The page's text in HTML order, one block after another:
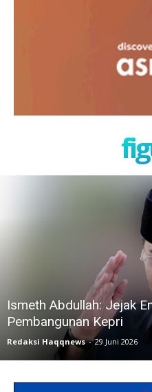
Ismeth Abdullah: Jejak
Pembangunan Kepri
Redaksi Haqqnews - 29 Juni 2026